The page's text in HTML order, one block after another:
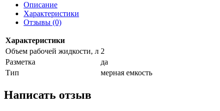
Описание
Характеристики
Отзывы (0)
Характеристики
Объем рабочей жидкости, л 2
Разметка
да
Тип
мерная емкость
Написать отзыв